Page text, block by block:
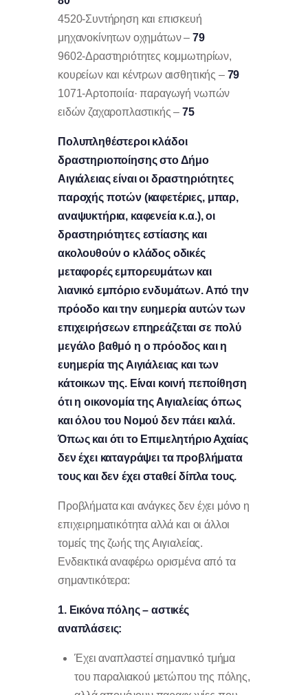
4520-Συντήρηση και επισκευή
μηχανοκίνητων οχημάτων – 79
9602-Δραστηριότητες κομμωτηρίων,
κουρείων και κέντρων αισθητικής – 79
1071-Αρτοποιία· παραγωγή νωπών
ειδών ζαχαροπλαστικής –75
Πολυπληθέστεροι κλάδοι
δραστηριοποίησης στο Δήμο
Αιγιάλειας είναι οι δραστηριότητες
παροχής ποτών (καφετέριες, μπαρ,
αναψυκτήρια, καφενεία κ.α.), οι
δραστηριότητες εστίασης και
ακολουθούν ο κλάδος οδικές
μεταφορές εμπορευμάτων και
λιανικό εμπόριο ενδυμάτων. Από την
πρόοδο και την ευημερία αυτών των
επιχειρήσεων επηρεάζεται σε πολύ
μεγάλο βαθμό η ο πρόοδος και η
ευημερία της Αιγιάλειας και των
κάτοικων της. Είναι κοινή πεποίθηση
ότι η οικονομία της Αιγιαλείας όπως
και όλου του Νομού δεν πάει καλά.
Όπως και ότι το Επιμελητήριο Αχαίας
δεν έχει καταγράψει τα προβλήματα
τους και δεν έχει σταθεί δίπλα τους.
Προβλήματα και ανάγκες δεν έχει μόνο η
επιχειρηματικότητα αλλά και οι άλλοι
τομείς της ζωής της Αιγιαλείας.
Ενδεικτικά αναφέρω ορισμένα από τα
σημαντικότερα:
1. Εικόνα πόλης – αστικές
αναπλάσεις:
Έχει αναπλαστεί σημαντικό τμήμα
του παραλιακού μετώπου της πόλης,